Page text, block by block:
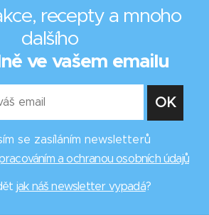
recepty a mnoho
dalšího
ve vašem emailu
se zasíláním newsletterů
a ochranou osobních údajů
jak náš newsletter vypadá?